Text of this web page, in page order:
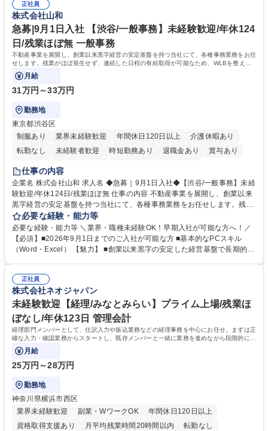
道路施設や道路工事現場の見学ツアー事業 ※入社後は上記いずれかの部門
へ配属。※業務内容変更の範囲：会社の定める業務 募集職種 【都庁グル
ープ】総合職（事務）◇残業月平均9時間未満／有給年平均16日取得
部門など多岐に渡る業務を経験できます。 ■様々なプロジェクト：駐車場
事業の他、新宿駅西口広場内に設置された照明を兼ねた広告「ブライトサ
イン」の管理運営を行うなど、事業収益を生み出す活動を積極的に行って
います。 学歴・資格 学歴：大学院 大学 高専 短大 専修学校 高校 語学力：
資格：
正社員
株式会社山和
急募|9月1日入社 【渋谷/一般事務】未経験歓迎/年休124
日/残業ほぼ無 一般事務
不動産事業を展開し、創業以来黒字経営の安定基盤を持つ当社にて、各種事務業務をお任
せします。残業がほぼ発生せず、連続した日程の有給取得が可能なため、WLBを整えた
い方にお勧めの環境です！
月給
31万円～33万円
勤務地
東京都渋谷区
制服あり
業界未経験歓迎 年間休日120日以上
介護休暇あり
転勤なし
未経験者歓迎 時短勤務あり 退職金あり
賞与あり
育休あり
完全週休2日制
仕事の内容
企業名 株式会社山和 求人名 ◆急募｜9月1日入社◆【渋谷/一般事務】未経
験歓迎/年休124日/残業ほぼ無 仕事の内容 不動産事業を展開し、創業以来
黒字経営の安定基盤を持つ当社にて、各種事務業務をお任せします。残業
がほぼ発生せず、連続した日程の有給取得が可能なため、WLBを整えたい
方にお勧めの環境です！ 入社後はOJTを通じて丁寧に研修を行いますの
で、事務未経験の方でも安心して臨むことができます。 【業務詳細】■電
話・来客対応 ■物件の鍵や社内の備品管理 ■データ入力や書類作成 ■契約
必要な経験・能力等
必要な経験・能力等 ＼業界・職種未経験OK！早期入社が可能な方へ！／
【必須】■2026年9月1日までのご入社が可能な方 ■基本的なPCスキル
（Word・Excel） 【魅力】 ■創業以来黒字の安定した経営基盤で長期的に
のOJTで業務を習得可能、未経験でもしっかりサポート 学歴・資格 学
歴：大学院 大学 高専 短大 語学力： 資格：
正社員
株式会社ネオジャパン
未経験歓迎【経理/みなとみらい】プライム上場/残業ほ
ぼなし/年休123日 管理会計
経理部門メンバーとして、仕訳入力や振込業務などの経理事務を中心にお任せ。まずは正
確な入力・確認業務からスタートし、既存メンバーと一緒に業務を進めながら段階的に経
理知識を身につけていただきます。
月給
25万円～28万円
勤務地
神奈川県横浜市西区
業界未経験歓迎
副業・WワークOK
年間休日120日以上
資格取得支援あり
月平均残業時間20時間以内 転勤なし